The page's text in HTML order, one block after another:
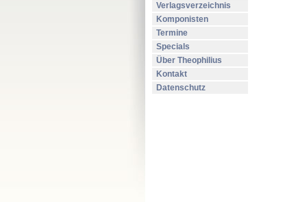
Verlagsverzeichnis
Komponisten
Termine
Specials
Über Theophilius
Kontakt
Datenschutz